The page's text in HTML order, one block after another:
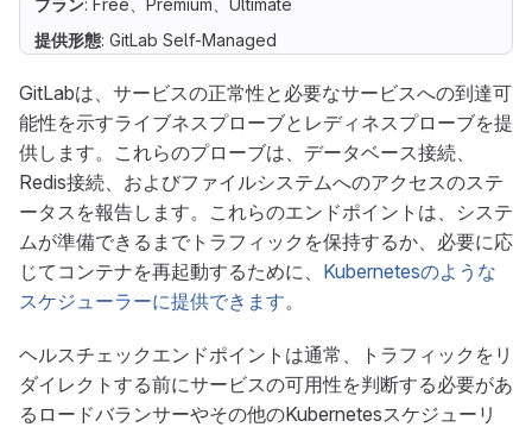
プラン: Free、Premium、Ultimate
提供形態: GitLab Self-Managed
GitLabは、サービスの正常性と必要なサービスへの到達可
能性を示すライブネスプローブとレディネスプローブを提
供します。これらのプローブは、データベース接続、
Redis接続、およびファイルシステムへのアクセスのステ
ータスを報告します。これらのエンドポイントは、システ
ムが準備できるまでトラフィックを保持するか、必要に応
じてコンテナを再起動するために、 Kubernetesのような
スケジューラーに提供できます。
ヘルスチェックエンドポイントは通常、トラフィックをリ
ダイレクトする前にサービスの可用性を判断する必要があ
るロードバランサーやその他のKubernetesスケジューリ